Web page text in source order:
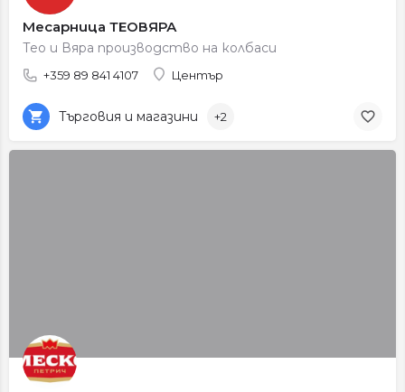
Месарница ТЕОВЯРА
Тео и Вяра производство на колбаси
+359 89 841 4107 Център
Търговия и магазини +2